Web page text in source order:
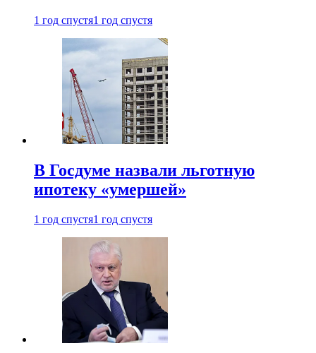
1 год спустя1 год спустя
В Госдуме назвали льготную
ипотеку «умершей»
1 год спустя1 год спустя